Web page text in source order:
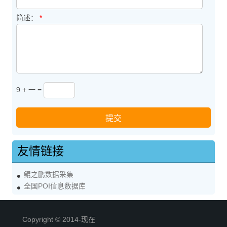
简述： *
9 + 一 =
友情链接
鲲之鹏数据采集
全国POI信息数据库
Copyright © 2014-现在